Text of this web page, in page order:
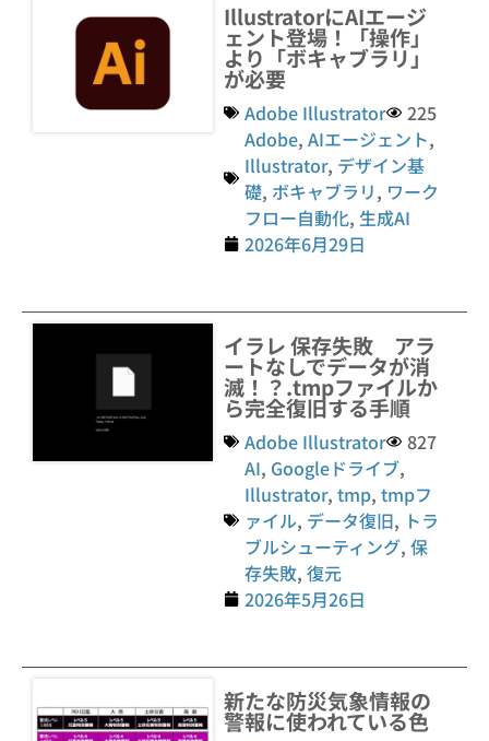
IllustratorにAIエージ
ェント登場！「操作」
より「ボキャブラリ」
が必要
Adobe Illustrator
225
Adobe,AIエージェント,
Illustrator, デザイン基
礎, ボキャブラリ, ワーク
フロー自動化, 生成AI
2026年6月29日
イラレ 保存失敗 アラ
ートなしでデータが消
滅！？.tmpファイルか
ら完全復旧する手順
Adobe Illustrator
827
AI, Googleドライブ,
Illustrator,tmp,tmpフ
ァイル, データ復旧, トラ
ブルシューティング,保
存失敗,復元
2026年5月26日
新たな防災気象情報の
警報に使われている色